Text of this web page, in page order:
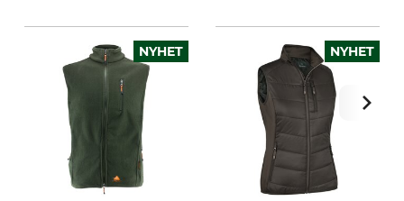
NYHET NYHET